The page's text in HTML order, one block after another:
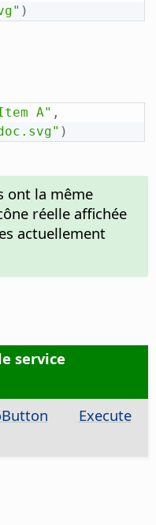
)
A" ,
)
ont la même
réelle affichée
actuellement
service
Execute